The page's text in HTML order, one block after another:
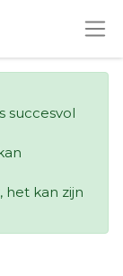
succesvol
het kan zijn